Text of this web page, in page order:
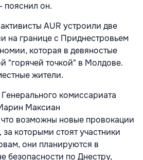
пояснил он.
AUR устроили две
на границе с Приднестровьем
которая в девяностые
"горячей точкой" в Молдове.
жители.
комиссариата
Максиан
возможны новые провокации
которыми стоят участники
они планируются в
безопасности по Днестру,